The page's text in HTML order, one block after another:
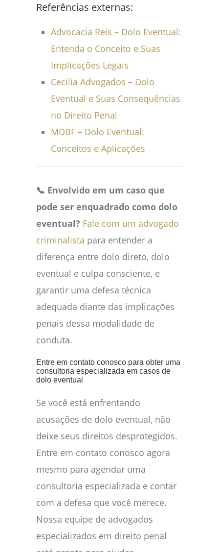
Referências externas:
Advocacia Reis – Dolo Eventual:
Entenda o Conceito e Suas
Implicações Legais
Cecilia Advogados – Dolo
Eventual e Suas Consequências
no Direito Penal
MDBF – Dolo Eventual:
Conceitos e Aplicações
📞 Envolvido em um caso que
pode ser enquadrado como dolo
eventual? Fale com um advogado
criminalista para entender a
diferença entre dolo direto, dolo
eventual e culpa consciente, e
garantir uma defesa técnica
adequada diante das implicações
penais dessa modalidade de
conduta.
Entre em contato conosco para obter uma
consultoria especializada em casos de
dolo eventual
Se você está enfrentando
acusações de dolo eventual, não
deixe seus direitos desprotegidos.
Entre em contato conosco agora
mesmo para agendar uma
consultoria especializada e contar
com a defesa que você merece.
Nossa equipe de advogados
especializados em direito penal